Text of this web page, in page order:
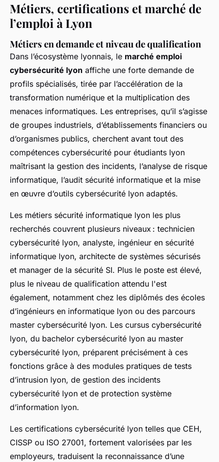
Métiers, certifications et marché de
l’emploi à Lyon
Métiers en demande et niveau de qualification
Dans l’écosystème lyonnais, le marché emploi
cybersécurité lyon affiche une forte demande de
profils spécialisés, tirée par l’accélération de la
transformation numérique et la multiplication des
menaces informatiques. Les entreprises, qu’il s’agisse
de groupes industriels, d’établissements financiers ou
d’organismes publics, cherchent avant tout des
compétences cybersécurité pour étudiants lyon
maîtrisant la gestion des incidents, l’analyse de risque
informatique, l’audit sécurité informatique et la mise
en œuvre d’outils cybersécurité lyon adaptés.
Les métiers sécurité informatique lyon les plus
recherchés couvrent plusieurs niveaux : technicien
cybersécurité lyon, analyste, ingénieur en sécurité
informatique lyon, architecte de systèmes sécurisés
et manager de la sécurité SI. Plus le poste est élevé,
plus le niveau de qualification attendu l'est
également, notamment chez les diplômés des écoles
d’ingénieurs en informatique lyon ou des parcours
master cybersécurité lyon. Les cursus cybersécurité
lyon, du bachelor cybersécurité lyon au master
cybersécurité lyon, préparent précisément à ces
fonctions grâce à des modules pratiques de tests
d’intrusion lyon, de gestion des incidents
cybersécurité lyon et de protection système
d’information lyon.
Les certifications cybersécurité lyon telles que CEH,
CISSP ou ISO 27001, fortement valorisées par les
employeurs, traduisent la reconnaissance d’une